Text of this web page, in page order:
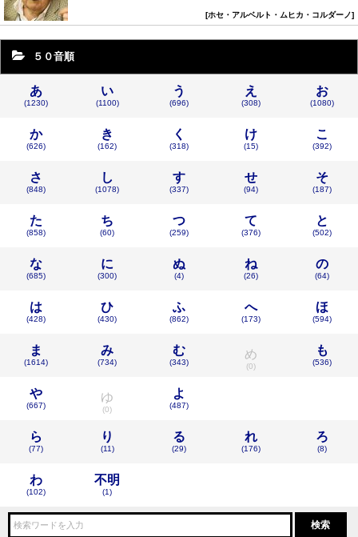
ホセ・アルベルト・ムヒカ・コルダーノ
５０音順
あ
(1230)
い
(1100)
う
(696)
え
(308)
お
(1080)
か
(626)
き
(162)
く
(318)
け
(15)
こ
(392)
さ
(848)
し
(1078)
す
(337)
せ
(94)
そ
(187)
た
(858)
ち
(60)
つ
(259)
て
(376)
と
(502)
な
(685)
に
(300)
ぬ
(4)
ね
(26)
の
(64)
は
(428)
ひ
(430)
ふ
(862)
へ
(173)
ほ
(594)
ま
(1614)
み
(734)
む
(343)
め
(0)
も
(536)
や
(667)
ゆ
(0)
よ
(487)
ら
(77)
り
(11)
る
(29)
れ
(176)
ろ
(8)
わ
(102)
不明
(1)